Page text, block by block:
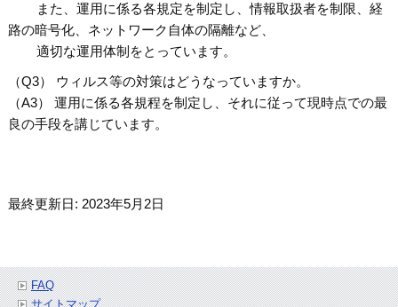
また、運用に係る各規定を制定し、情報取扱者を制限、経
路の暗号化、ネットワーク自体の隔離など、
適切な運用体制をとっています。
（Q3） ウィルス等の対策はどうなっていますか。
（A3） 運用に係る各規程を制定し、それに従って現時点での最
良の手段を講じています。
最終更新日: 2023年5月2日
FAQ
サイトマップ